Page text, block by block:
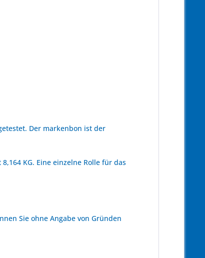
Der markenbon ist der
KG. Eine einzelne Rolle für das
Sie ohne Angabe von Gründen